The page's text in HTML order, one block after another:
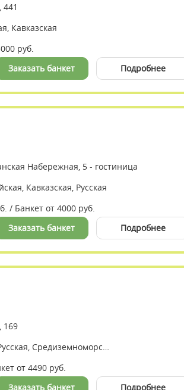
Кавказская
руб.
Подробнее
Заказать банкет
Набережная, 5 - гостиница
Кавказская, Русская
/ Банкет от 4000 руб.
на 260 мест
Подробнее
Заказать банкет
169
от 4490 руб.
Подробнее
Заказать банкет